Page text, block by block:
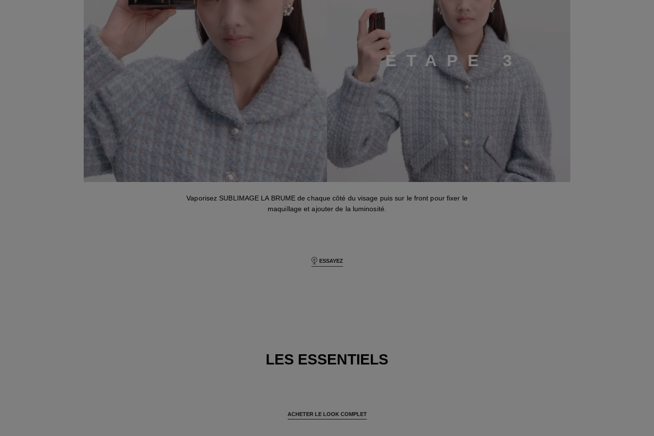
É T A P E 3
Vaporisez SUBLIMAGE LA BRUME de chaque côté du visage puis sur le front pour fixer le
maquillage et ajouter de la luminosité.
ESSAYEZ
LES ESSENTIELS
ACHETER LE LOOK COMPLET